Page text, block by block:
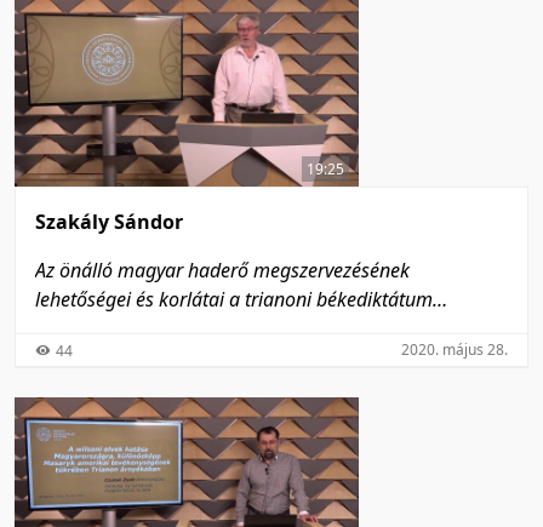
19:25
Szakály Sándor
Az önálló magyar haderő megszervezésének
lehetőségei és korlátai a trianoni békediktátum
44 2020. május 28.